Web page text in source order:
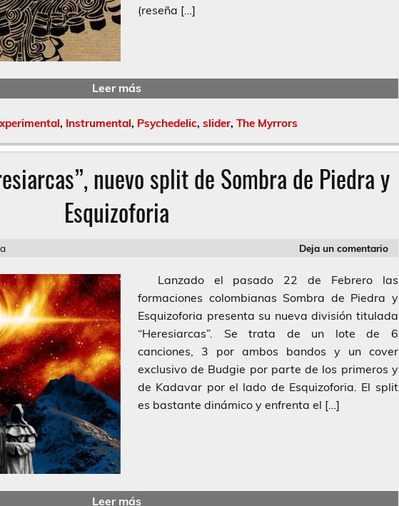
(reseña […]
Leer más
, Instrumental, Psychedelic, slider, The Myrrors
nuevo split de Sombra de Piedra y
Esquizoforia
Deja un comentario
Lanzado el pasado 22 de Febrero las
formaciones colombianas Sombra de Piedra y
Esquizoforia presenta su nueva división titulada
“Heresiarcas”. Se trata de un lote de 6
canciones, 3 por ambos bandos y un cover
exclusivo de Budgie por parte de los primeros y
de Kadavar por el lado de Esquizoforia. El split
es bastante dinámico y enfrenta el […]
Leer más